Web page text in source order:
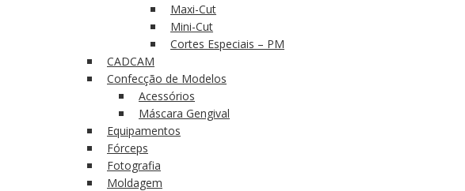
Maxi-Cut
Mini-Cut
Cortes Especiais – PM
CADCAM
Confecção de Modelos
Acessórios
Máscara Gengival
Equipamentos
Fórceps
Fotografia
Moldagem